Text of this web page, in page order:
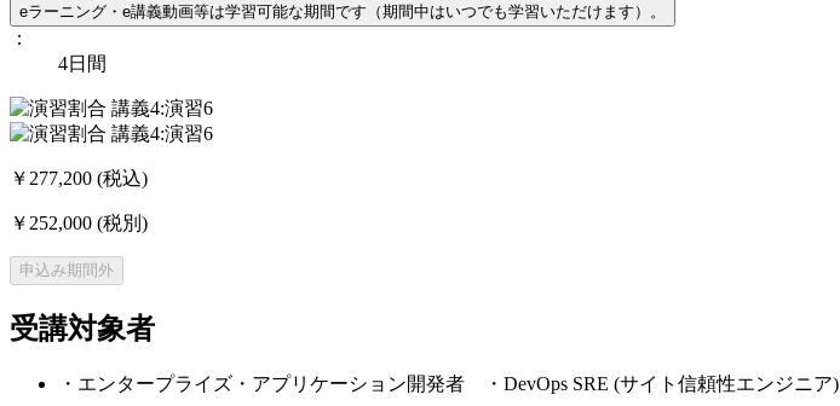
eラーニング・e講義動画等は学習可能な期間です（期間中はいつでも学習いただけます）。
：
4日間
￥277,200 (税込)
￥252,000 (税別)
申込み期間外
受講対象者
・エンタープライズ・アプリケーション開発者 ・DevOps SRE (サイト信頼性エンジニア)